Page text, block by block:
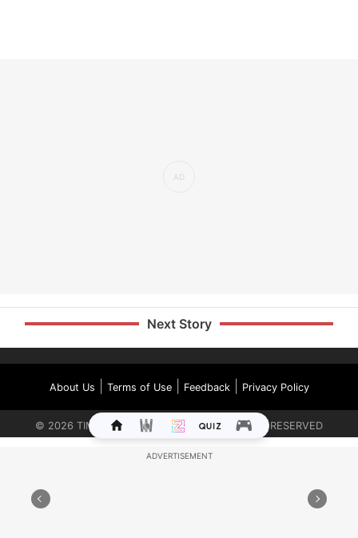
Next Story
About Us Terms of Use| Feedback| Privacy Policy
© 2026 TIMES INTERNET LIMITED. ALL RIGHTS RESERVED